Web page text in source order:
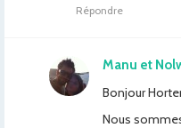
Répondre
Manu et
Bonjour
Nous